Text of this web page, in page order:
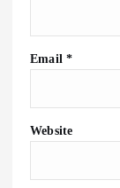
Email *
Website